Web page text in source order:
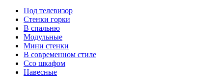
Под телевизор
Стенки горки
В спальню
Модульные
Мини стенки
В современном стиле
Ссо шкафом
Навесные